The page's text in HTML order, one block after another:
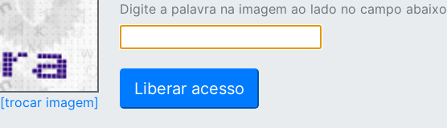
[trocar imagem]
Digite a palavra na imagem ao lado no campo abaixo